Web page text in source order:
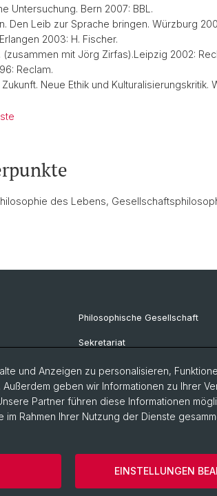
Untersuchung. Bern 2007: BBL.
Den Leib zur Sprache bringen. Würzburg
2003: H. Fischer.
mit Jörg Zirfas).Leipzig 2002:
Reclam.
Neue Ethik und Kulturalisierungskritik.
des Lebens,
Philosophische Gesellschaft
Sekretariat
Philosophisch-Historische
Cookies
und Anzeigen zu personalisieren,
geben wir Informationen zu Ihrer
Partner führen diese Informationen
Rahmen Ihrer Nutzung der Dienste
EINSTELLUNGEN